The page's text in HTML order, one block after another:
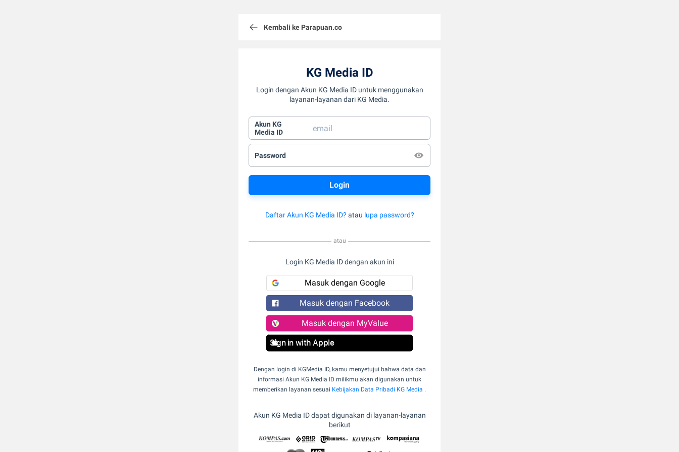
Kembali ke Parapuan.co
KG Media ID
Login dengan Akun KG Media ID untuk menggunakan
layanan-layanan dari KG Media.
Akun KG
Media ID
Password
Daftar Akun KG Media ID? atau lupa password?
atau
Login KG Media ID dengan akun ini
Masuk dengan Google
Masuk dengan Facebook
Masuk dengan MyValue
Sign in with Apple
Dengan login di KGMedia ID, kamu menyetujui bahwa data dan
informasi Akun KG Media ID milikmu akan digunakan untuk
memberikan layanan sesuai Kebijakan Data Pribadi KG Media .
Akun KG Media ID dapat digunakan di layanan-layanan
berikut